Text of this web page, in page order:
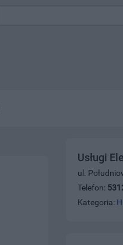
Usługi
ul.
Telefon:
Kategoria: